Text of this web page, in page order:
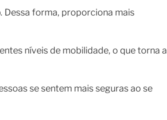
Dessa forma, proporciona mais
níveis de mobilidade, o que torna a
se sentem mais seguras ao se